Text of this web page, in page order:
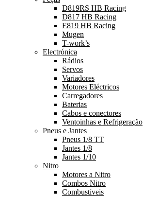
D819RS HB Racing
D817 HB Racing
E819 HB Racing
Mugen
T-work’s
Electrónica
Rádios
Servos
Variadores
Motores Eléctricos
Carregadores
Baterias
Cabos e conectores
Ventoinhas e Refrigeração
Pneus e Jantes
Pneus 1/8 TT
Jantes 1/8
Jantes 1/10
Nitro
Motores a Nitro
Combos Nitro
Combustíveis